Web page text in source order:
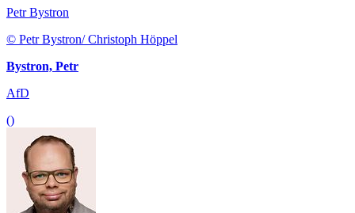
Petr Bystron
© Petr Bystron/ Christoph Höppel
Bystron, Petr
AfD
()